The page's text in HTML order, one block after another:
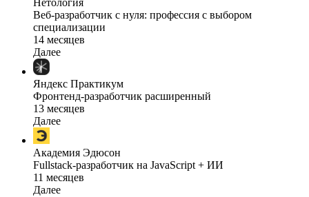
Нетология
Веб-разработчик с нуля: профессия с выбором
специализации
14 месяцев
Далее
Яндекс Практикум
Фронтенд-разработчик расширенный
13 месяцев
Далее
Академия Эдюсон
Fullstack-разработчик на JavaScript + ИИ
11 месяцев
Далее